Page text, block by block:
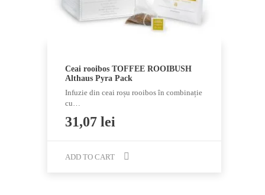
Ceai rooibos TOFFEE ROOIBUSH
Althaus Pyra Pack
Infuzie din ceai roșu rooibos în combinație
cu…
31,07 lei
ADD TO CART